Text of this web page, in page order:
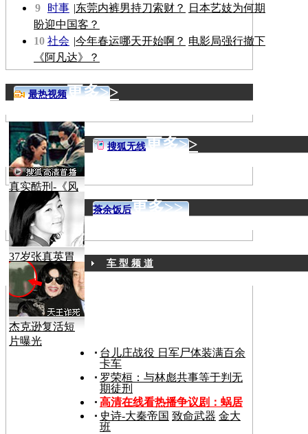
9 时事 |东莞内裤男持刀索财？
日本艺妓为何期
盼迎中国客？
10 社会 |今年春运哪天开始啊？ 电影局强行撤下
《阿凡达》？
最热视频更多>>
真实酷刑-《风
声》
37岁张真英胃
癌病逝
杰克逊复活短
片曝光
台儿庄战役 日军尸体装满百余
卡车
罗荣桓：与林彪共事等于判无
期徒刑
高清在线看热播争议剧： 蜗居
史诗-大秦帝国 致命武器 金大
班
搜狐无线更多>>
茶余饭后更多>>
车 型 频 道